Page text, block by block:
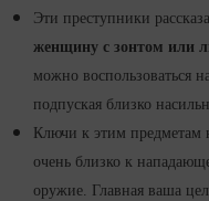
Эти преступники
женщину с зонтом или
можно воспользоваться
подпуская близко
Ключи к этим предметам
очень близко к
оружие. Главная ваша